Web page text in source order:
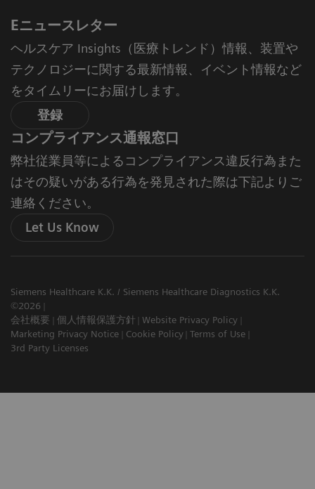
Eニュースレター
ヘルスケア Insights（医療トレンド）情報、装置や
テクノロジーに関する最新情報、イベント情報など
をタイムリーにお届けします。
登録
コンプライアンス通報窓口
弊社従業員等によるコンプライアンス違反行為また
はその疑いがある行為を発見された際は下記よりご
連絡ください。
Let Us Know
Siemens Healthcare K.K. / Siemens Healthcare Diagnostics K.K.
©2026
会社概要
個人情報保護方針
Website Privacy Policy
Marketing Privacy Notice
Cookie Policy Terms of Use
3rd Party Licenses